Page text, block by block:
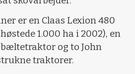
er en Claas Lexion 480
1.000 ha i 2002), en
bæltetraktor og to John
traktorer.